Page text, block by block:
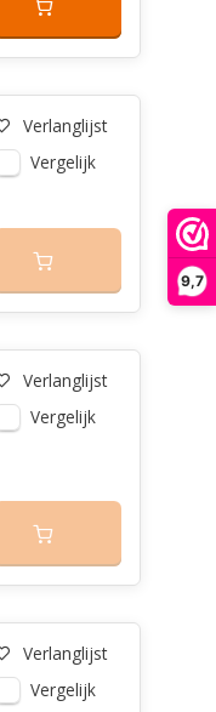
9,7
Verlanglijst
Vergelijk
Verlanglijst
Vergelijk
Verlanglijst
Vergelijk